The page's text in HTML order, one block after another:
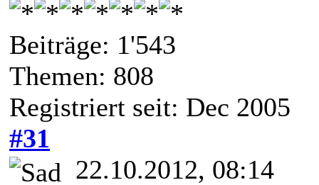
Beiträge: 1'543
Themen: 808
Registriert seit: Dec 2005
#31
22.10.2012, 08:14